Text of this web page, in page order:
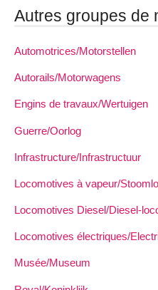
Autres groupes de
Automotrices/Motorstellen
Autorails/Motorwagens
Engins de travaux/Wertuigen
Guerre/Oorlog
Infrastructure/Infrastructuur
Locomotives à vapeur/
Locomotives Diesel/Diesel-
Locomotives électriques/
Musée/Museum